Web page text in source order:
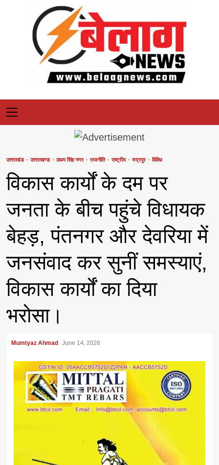
Primary
Menu
उत्तराखंड उत्तराखण्ड उधम सिंह नगर राजनीति राष्ट्रीय रुद्रपुर विविध
विकास कार्यों के दम पर
जनता के बीच पहुंचे विधायक
बेहड़, पंतनगर और देवरिया में
जनसंवाद कर सुनीं समस्याएं,
विकास कार्यों का दिया
भरोसा।
Mumtyaz Ahmad June 14, 2026